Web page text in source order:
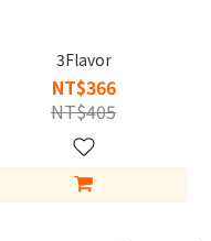
3Flavor
NT$366
NT$405